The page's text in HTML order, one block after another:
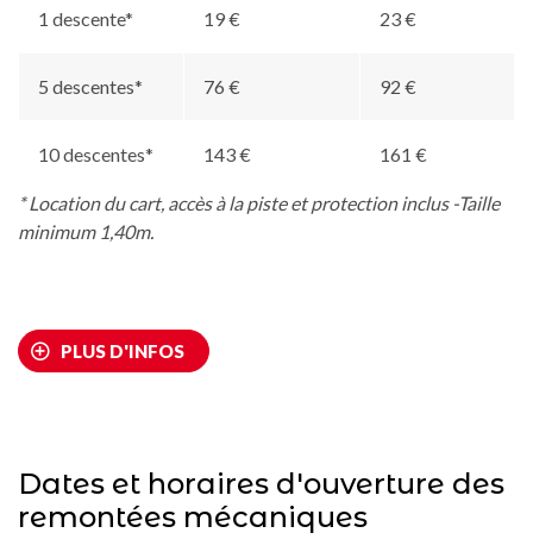
1 descente* 19 € 23 €
5 descentes* 76 € 92 €
10 descentes* 143 € 161 €
* Location du cart, accès à la piste et protection inclus -Taille
minimum 1,40m.
PLUS D'INFOS
Dates et horaires d'ouverture des
remontées mécaniques